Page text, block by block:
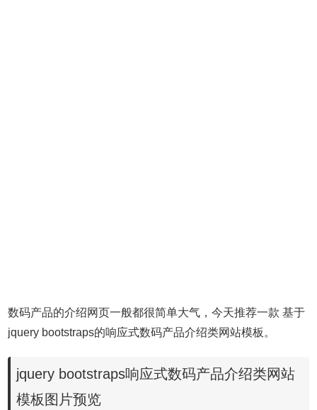
数码产品的介绍网页一般都很简单大气，今天推荐一款 基于
jquery bootstraps的响应式数码产品介绍类网站模板。
jquery bootstraps响应式数码产品介绍类网站
模板图片预览